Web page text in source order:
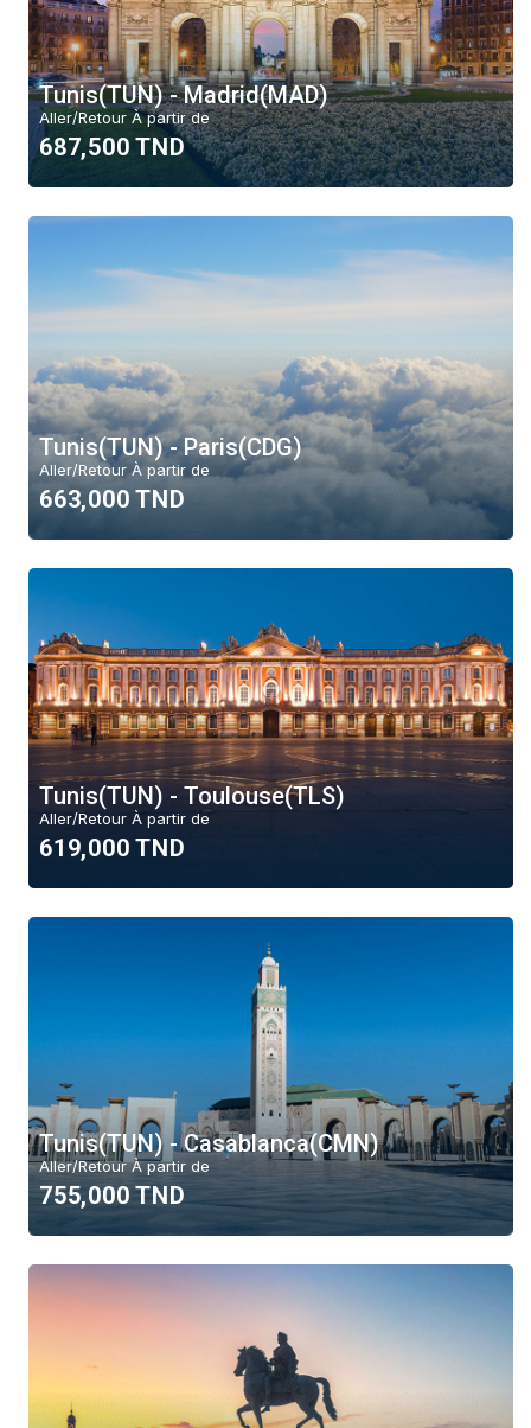
Tunis(TUN) - Madrid(MAD)
Aller/Retour À partir de
687,500 TND
Tunis(TUN) - Paris(CDG)
Aller/Retour À partir de
663,000 TND
Tunis(TUN) - Toulouse(TLS)
Aller/Retour À partir de
619,000 TND
Tunis(TUN) - Casablanca(CMN)
Aller/Retour À partir de
755,000 TND